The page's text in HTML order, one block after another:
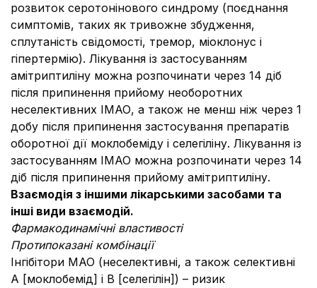
розвиток серотонінового синдрому (поєднання
симптомів, таких як тривожне збудження,
сплутаність свідомості, тремор, міоклонус і
гіпертермію). Лікування із застосуванням
амітриптиліну можна розпочинати через 14 діб
після припинення прийому необоротних
неселективних ІМАО, а також не менш ніж через 1
добу після припинення застосування препаратів
оборотної дії моклобеміду і селегіліну. Лікування із
застосуванням ІМАО можна розпочинати через 14
діб після припинення прийому амітриптиліну.
Взаємодія з іншими лікарськими засобами та
інші види взаємодій.
Фармакодинамічні властивості
Протипоказані комбінації
Інгібітори МАО (неселективні, а також селективні
А [моклобемід] і В [селегілін]) – ризик